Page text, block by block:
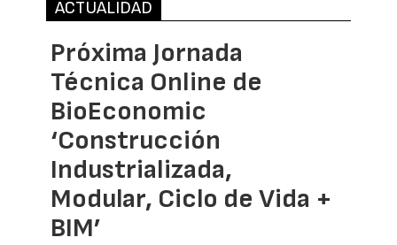
ACTUALIDAD
Próxima Jornada
Técnica Online de
BioEconomic
‘Construcción
Industrializada,
Modular, Ciclo de Vida +
BIM’